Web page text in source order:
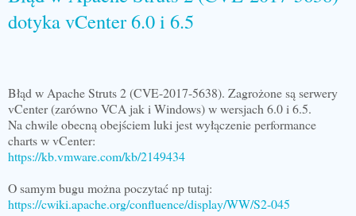
dotyka vCenter 6.0 i 6.5
Błąd w Apache Struts 2 (CVE-2017-5638). Zagrożone są serwery
vCenter (zarówno VCA jak i Windows) w wersjach 6.0 i 6.5.
Na chwile obecną obejściem luki jest wyłączenie performance
charts w vCenter:
https://kb.vmware.com/kb/2149434
O samym bugu można poczytać np tutaj:
https://cwiki.apache.org/confluence/display/WW/S2-045